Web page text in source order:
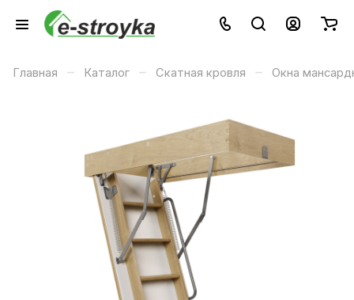
Главная – Каталог – Скатная кровля – Окна